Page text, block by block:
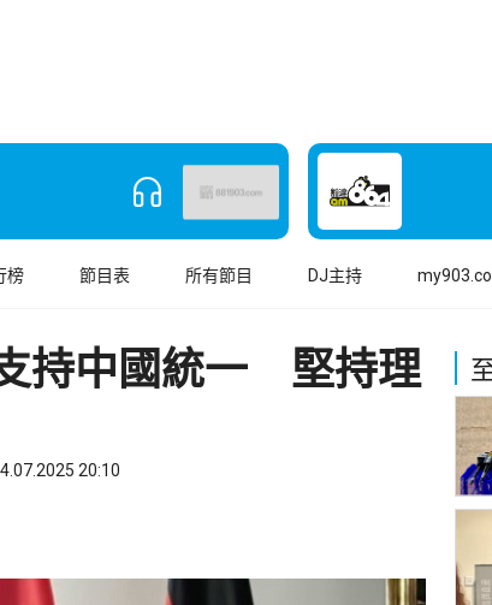
榜 節目表 所有節目 DJ主持
持中國統一 堅持理
20:10